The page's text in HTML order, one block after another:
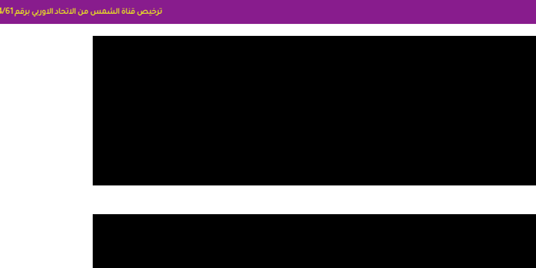
ترخيص قناة الشمس من الاتحاد الاوربي برقم 8025169734/61 IDeellLA مدراء المكاتب رنا وهبه الاعلاميه امل بكير جمهورية مصر ليبيا ريم عبدلي امريكا د سهام البياتي العراق الاعلاميه هند احمد الامارات الاعلاميه عايده القمش لسعوديه وسيله الحلبي